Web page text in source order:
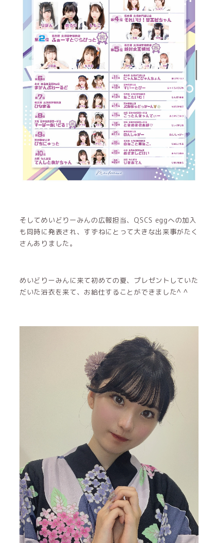
そしてめいどりーみんの広報担当、QSCS eggへの加入
も同時に発表され、すずねにとって大きな出来事がたく
さんありました。
めいどりーみんに来て初めての夏、プレゼントしていた
だいた浴衣を来て、お給仕することができました^ ^